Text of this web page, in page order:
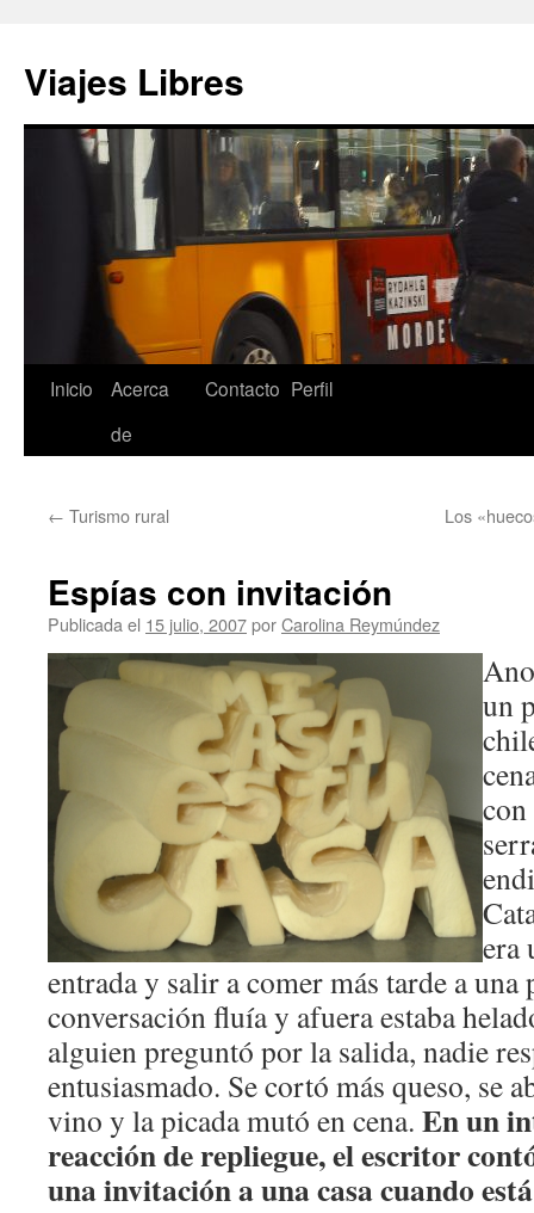
contenido
Viajes Libres
Inicio
Acerca
de
Contacto Perfil
← Turismo rural Los
Espí­as con invitación
Publicada el 15 julio, 2007porCarolina Reymúndez
un
era
entrada y salir a comer más tarde a
conversación fluía y afuera estaba
alguien preguntó por la salida, nadie
entusiasmado. Se cortó más queso, se
vino y la picada mutó en cena. En un
reacción de repliegue, el escritor
una invitación a una casa cuando